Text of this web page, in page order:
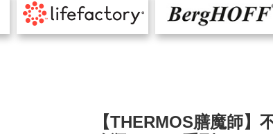
【THERMOS膳魔師】